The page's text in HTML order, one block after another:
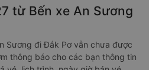
từ Bến xe An Sương
Sương đi Đắk Pơ vẫn chưa được
thông báo cho các bạn thông tin